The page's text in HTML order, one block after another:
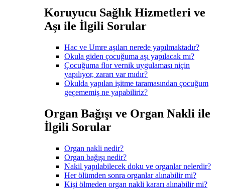
Koruyucu Sağlık Hizmetleri ve
Aşı ile İlgili Sorular
Hac ve Umre aşıları nerede yapılmaktadır?
Okula giden çocuğuma aşı yapılacak mı?
Çocuğuma flor vernik uygulaması niçin
yapılıyor, zararı var mıdır?
Okulda yapılan işitme taramasından çocuğum
geçememiş ne yapabiliriz?
Organ Bağışı ve Organ Nakli ile
İlgili Sorular
Organ nakli nedir?
Organ bağışı nedir?
Nakil yapılabilecek doku ve organlar nelerdir?
Her ölümden sonra organlar alınabilir mi?
Kişi ölmeden organ nakli kararı alınabilir mi?